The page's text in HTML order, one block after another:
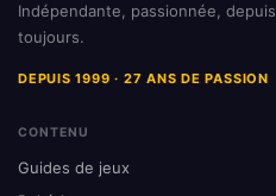
Indépendante, passionnée, depuis
toujours.
DEPUIS 1999 · 27 ANS DE PASSION
CONTENU
Guides de jeux